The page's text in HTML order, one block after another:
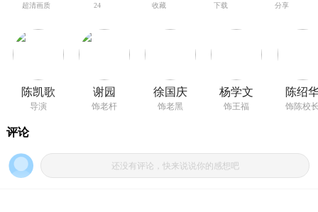
小学课本上的生字都不认识根本看不懂，老杆感
饰）很想得到他手中的字典。在一次布置作文
动的作文。结果王福输了，字典得不到了，他决
心把字典全部抄下来。然而老杆最终还是被退回
队里。临走，他把唯一的一本字典留给了王
超清画质 24 收藏 下载 分享
陈凯歌
导演
谢园
饰老杆
徐国庆
饰老黑
杨学文
饰王福
陈绍
饰陈校